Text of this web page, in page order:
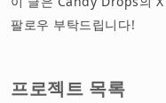
팔로우 부탁드립니다!
프로젝트 목록